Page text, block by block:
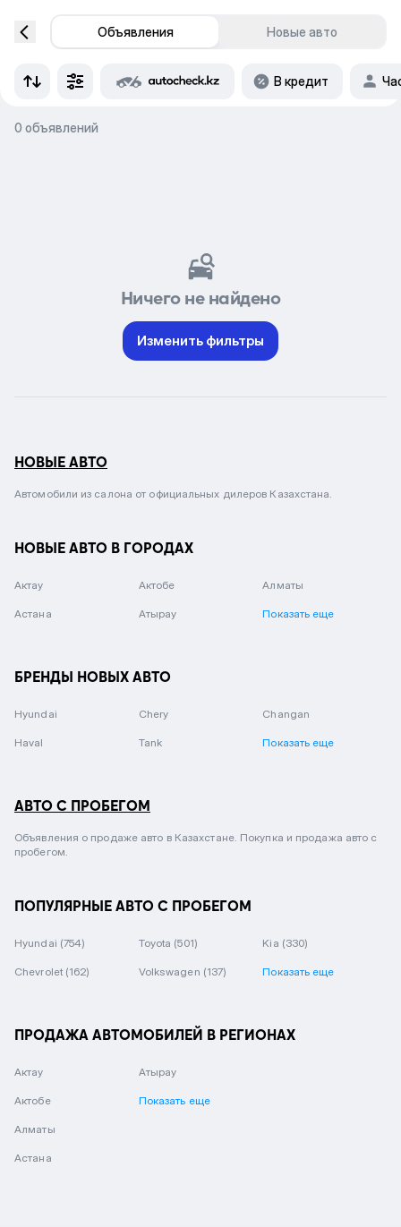
Объявления Новые авто
В кредит
0 объявлений
Ничего не найдено
Изменить фильтры
НОВЫЕ АВТО
Автомобили из салона от официальных дилеров Казахстана.
НОВЫЕ АВТО В ГОРОДАХ
Актау Актобе Алматы
Астана Атырау Показать еще
БРЕНДЫ НОВЫХ АВТО
Hyundai Chery Changan
Haval Tank Показать еще
АВТО С ПРОБЕГОМ
Объявления о продаже авто в Казахстане. Покупка и продажа авто с
пробегом.
ПОПУЛЯРНЫЕ АВТО С ПРОБЕГОМ
Hyundai (754) Toyota (501) Kia (330)
Chevrolet (162) Volkswagen (137) Показать еще
ПРОДАЖА АВТОМОБИЛЕЙ В РЕГИОНАХ
Актау
Актобе
Алматы
Астана
Атырау
Показать еще